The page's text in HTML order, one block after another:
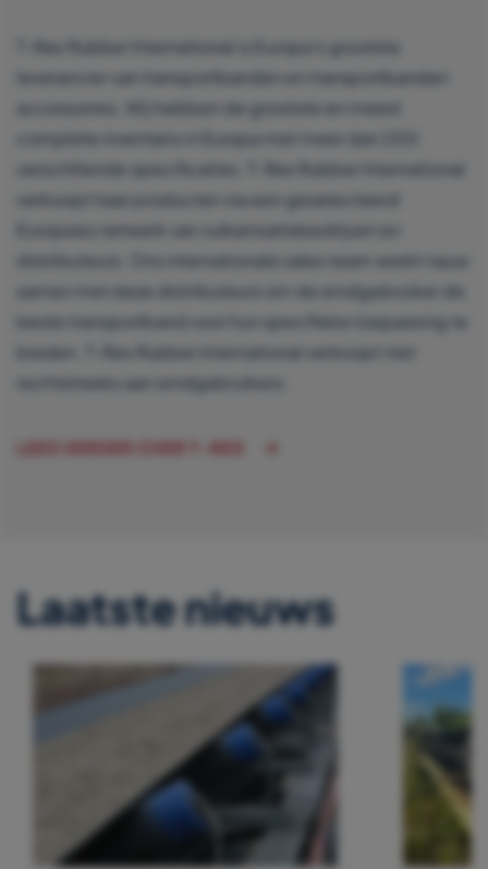
T-Rex Rubber International is Europa’s grootste
leverancier van transportbanden en transportbanden
accessoires. Wij hebben de grootste en meest
complete inventaris in Europa met meer dan 200
verschillende specificaties. T-Rex Rubber International
verkoopt haar producten via een geselecteerd
Europees netwerk van vulkanisatiebedrijven en
distributeurs. Ons internationale sales team werkt nauw
samen met deze distributeurs om de eindgebruiker de
beste transportband voor hun specifieke toepassing te
bieden. T-Rex Rubber International verkoopt niet
rechtstreeks aan eindgebruikers.
LEES VERDER OVER T-REX
Laatste nieuws